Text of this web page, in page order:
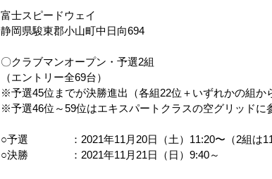
富士スピードウェイ
静岡県駿東郡小山町中日向694
〇クラブマンオープン・予選2組
（エントリー全69台）
※予選45位までが決勝進出（各組22位＋いずれかの組か
※予選46位～59位はエキスパートクラスの空グリッドに
○予選　　　　：2021年11月20日（土）11:20〜（2組は
○決勝　　　　：2021年11月21日（日）9:40～